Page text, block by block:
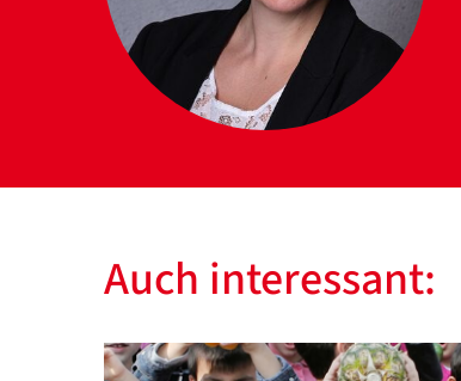
Auch interessant: